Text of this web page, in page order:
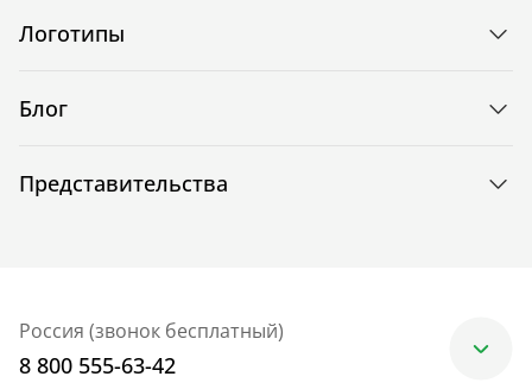
Логотипы
Блог
Представительства
Россия (звонок бесплатный)
8 800 555-63-42